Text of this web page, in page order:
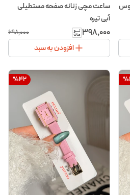
ساعت مچی زنانه صفحه مستطیلی
آبی تیره
۳۹۸٬۰۰۰ ۶۹۸٬۰۰۰
افزودن به سبد
%
%42